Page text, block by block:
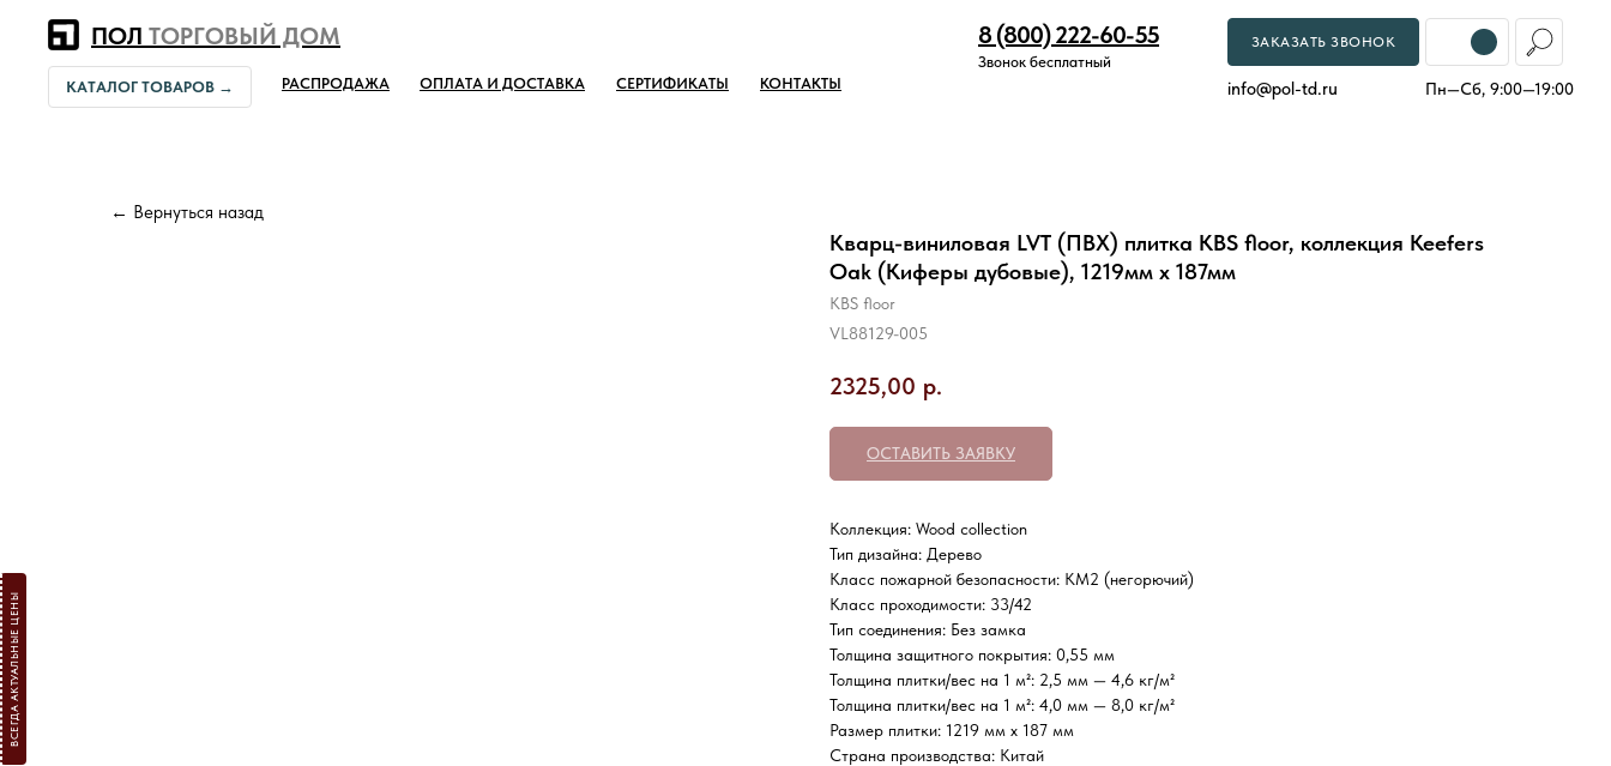
ВСЕГДА АКТУАЛЬНЫЕ ЦЕНЫ
ПОЛ ТОРГОВЫЙ ДОМ ЗАКАЗАТЬ ЗВОНОК
8 (800) 222-60-55
Пн—Сб, 9:00—19:00
РАСПРОДАЖА
КАТАЛОГ ТОВАРОВ → ОПЛАТА И ДОСТАВКА СЕРТИФИКАТЫ КОНТАКТЫ info@pol-td.ru
Звонок бесплатный
← Вернуться назад
Кварц-виниловая LVT (ПВХ) плитка KBS floor, коллекция Keefers
Oak (Киферы дубовые), 1219мм х 187мм
KBS floor
VL88129-005
2325,00 р.
ОСТАВИТЬ ЗАЯВКУ
Коллекция: Wood collection
Тип дизайна: Дерево
Класс пожарной безопасности: КМ2 (негорючий)
Класс проходимости: 33/42
Тип соединения: Без замка
Толщина защитного покрытия: 0,55 мм
Толщина плитки/вес на 1 м²: 2,5 мм — 4,6 кг/м²
Толщина плитки/вес на 1 м²: 4,0 мм — 8,0 кг/м²
Размер плитки: 1219 мм х 187 мм
Страна производства: Китай